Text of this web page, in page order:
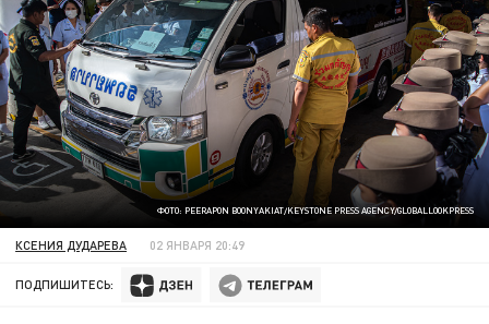
ФОТО: PEERAPON BOONYAKIAT/KEYSTONE PRESS AGENCY/GLOBALLOOKPRESS
КСЕНИЯ ДУДАРЕВА 02 ЯНВАРЯ 20:49
ПОДПИШИТЕСЬ: